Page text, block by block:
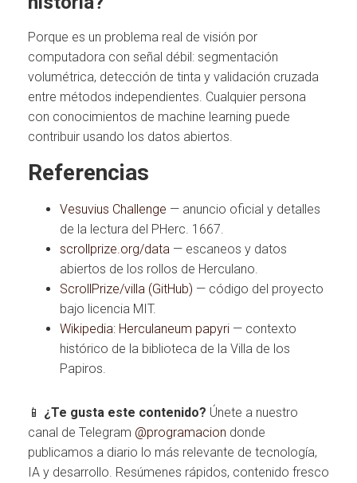
Porque es un problema real de visión por
computadora con señal débil: segmentación
volumétrica, detección de tinta y validación cruzada
entre métodos independientes. Cualquier persona
con conocimientos de machine learning puede
contribuir usando los datos abiertos.
Referencias
Vesuvius Challenge — anuncio oficial y detalles
de la lectura del PHerc. 1667.
scrollprize.org/data — escaneos y datos
abiertos de los rollos de Herculano.
ScrollPrize/villa (GitHub) — código del proyecto
bajo licencia MIT.
Wikipedia: Herculaneum papyri — contexto
histórico de la biblioteca de la Villa de los
Papiros.
📱 ¿Te gusta este contenido? Únete a nuestro
canal de Telegram @programacion donde
publicamos a diario lo más relevante de tecnología,
IA y desarrollo. Resúmenes rápidos, contenido fresco